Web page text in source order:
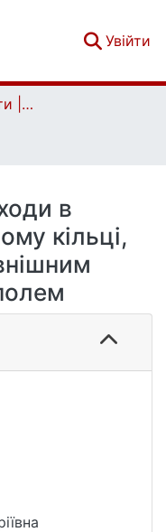
Увійти
Кваліфікаційні роботи | Qualifying works
в
кільці,